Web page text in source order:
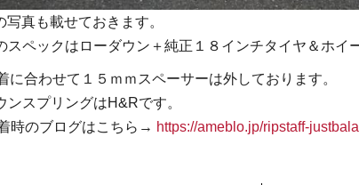
写真も載せておきます。
スペックはローダウン＋純正１８インチタイヤ＆ホイ
に合わせて１５ｍｍスペーサーは外しております。
ンスプリングはH&Rです。
時のブログはこちら→ https://ameblo.jp/ripstaff-